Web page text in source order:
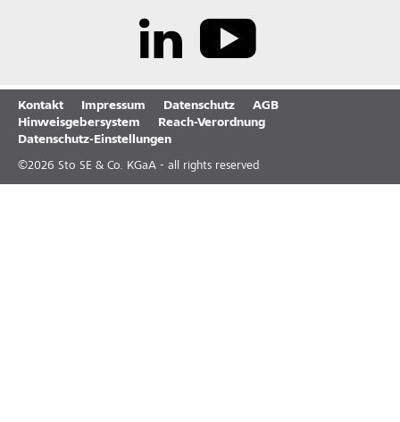
Kontakt Impressum Datenschutz
AGB
Hinweisgebersystem
Reach-Verordnung
Datenschutz-Einstellungen
©2026 Sto SE & Co. KGaA - all rights reserved